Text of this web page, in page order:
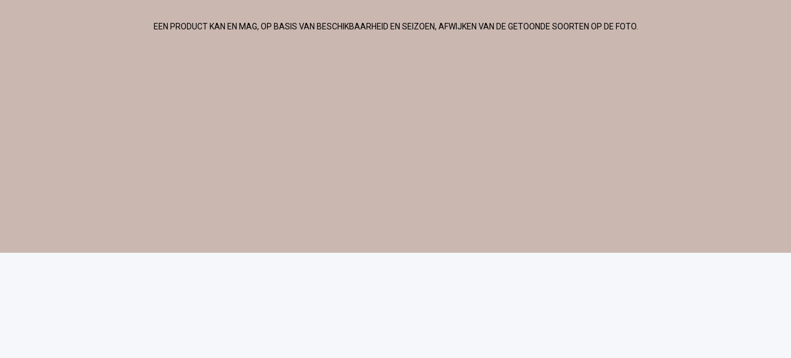
EEN PRODUCT KAN EN MAG, OP BASIS VAN BESCHIKBAARHEID EN SEIZOEN, AFWIJKEN VAN DE GETOONDE SOORTEN OP DE FOTO.